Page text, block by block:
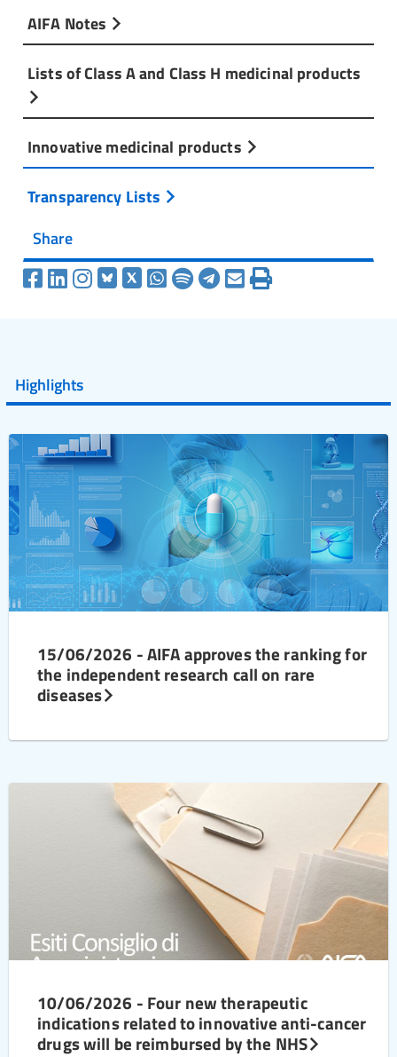
AIFA Notes
Lists of Class A and Class H medicinal products
Innovative medicinal products
Transparency Lists
Share
Highlights
15/06/2026 - AIFA approves the ranking for
the independent research call on rare
diseases
10/06/2026 - Four new therapeutic
indications related to innovative anti-cancer
drugs will be reimbursed by the NHS